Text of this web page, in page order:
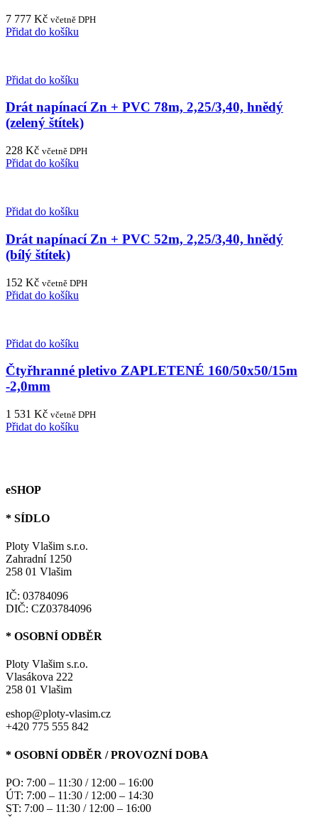
7 777 Kč včetně DPH
Přidat do košíku
Přidat do košíku
Drát napínací Zn + PVC 78m, 2,25/3,40, hnědý
(zelený štítek)
228 Kč včetně DPH
Přidat do košíku
Přidat do košíku
Drát napínací Zn + PVC 52m, 2,25/3,40, hnědý
(bílý štítek)
152 Kč včetně DPH
Přidat do košíku
Přidat do košíku
Čtyřhranné pletivo ZAPLETENÉ 160/50x50/15m
-2,0mm
1 531 Kč včetně DPH
Přidat do košíku
eSHOP
* SÍDLO
Ploty Vlašim s.r.o.
Zahradní 1250
258 01 Vlašim
IČ: 03784096
DIČ: CZ03784096
* OSOBNÍ ODBĚR
Ploty Vlašim s.r.o.
Vlasákova 222
258 01 Vlašim
eshop@ploty-vlasim.cz
+420 775 555 842
* OSOBNÍ ODBĚR / PROVOZNÍ DOBA
PO: 7:00 – 11:30 / 12:00 – 16:00
ÚT: 7:00 – 11:30 / 12:00 – 14:30
ST: 7:00 – 11:30 / 12:00 – 16:00